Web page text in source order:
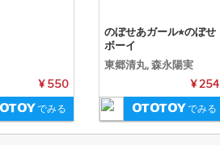
¥ 550
でみる
のぼせあガール⭐︎のぼせ
ボーイ
東郷清丸, 森永陽実
¥ 254
でみる